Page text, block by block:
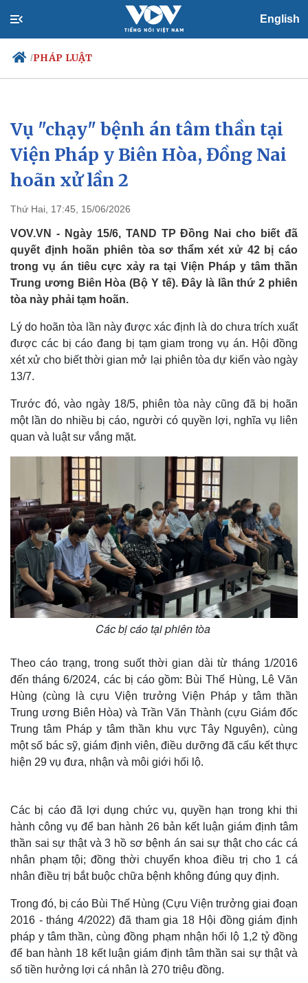
English
/PHÁP LUẬT
Chính trị
Đảng
Tổ chức nhân sự
Quốc hội
Xã hội
Tin 24h
Dự báo thời tiết
Vụ "chạy" bệnh án tâm thần tại
Viện Pháp y Biên Hòa, Đồng Nai
hoãn xử lần 2
Thứ Hai, 17:45, 15/06/2026
VOV.VN - Ngày 15/6, TAND TP Đồng Nai cho biết đã
quyết định hoãn phiên tòa sơ thẩm xét xử 42 bị cáo
trong vụ án tiêu cực xảy ra tại Viện Pháp y tâm thần
Trung ương Biên Hòa (Bộ Y tế). Đây là lần thứ 2 phiên
tòa này phải tạm hoãn.
Lý do hoãn tòa lần này được xác định là do chưa trích xuất
được các bị cáo đang bị tạm giam trong vụ án. Hội đồng
xét xử cho biết thời gian mở lại phiên tòa dự kiến vào ngày
13/7.
Trước đó, vào ngày 18/5, phiên tòa này cũng đã bị hoãn
một lần do nhiều bị cáo, người có quyền lợi, nghĩa vụ liên
quan và luật sư vắng mặt.
Các bị cáo tại phiên tòa
Theo cáo trạng, trong suốt thời gian dài từ tháng 1/2016
đến tháng 6/2024, các bị cáo gồm: Bùi Thế Hùng, Lê Văn
Hùng (cùng là cựu Viện trưởng Viện Pháp y tâm thần
Trung ương Biên Hòa) và Trần Văn Thành (cựu Giám đốc
Trung tâm Pháp y tâm thần khu vực Tây Nguyên), cùng
một số bác sỹ, giám định viên, điều dưỡng đã cấu kết thực
hiện 29 vụ đưa, nhận và môi giới hối lộ.
Các bị cáo đã lợi dụng chức vụ, quyền hạn trong khi thi
hành công vụ để ban hành 26 bản kết luận giám định tâm
thần sai sự thật và 3 hồ sơ bệnh án sai sự thật cho các cá
nhân phạm tội; đồng thời chuyển khoa điều trị cho 1 cá
nhân điều trị bắt buộc chữa bệnh không đúng quy định.
Trong đó, bị cáo Bùi Thế Hùng (Cựu Viện trưởng giai đoạn
2016 - tháng 4/2022) đã tham gia 18 Hội đồng giám định
pháp y tâm thần, cùng đồng phạm nhận hối lộ 1,2 tỷ đồng
để ban hành 18 kết luận giám định tâm thần sai sự thật và
số tiền hưởng lợi cá nhân là 270 triệu đồng.